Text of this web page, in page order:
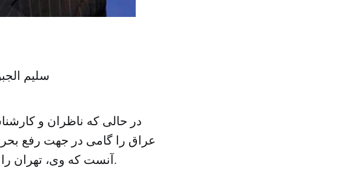
سلیم
در حالی که ناظران و
عراق را گامی در جهت رفع
آنست که وی، تهران را به عنوان نخستین مقصد سفر خارجی خود برگزیده است.